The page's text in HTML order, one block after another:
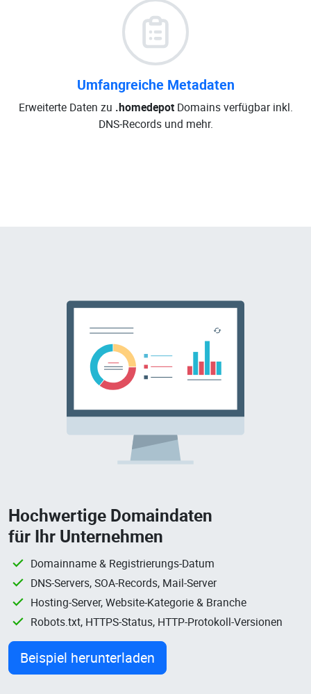
Umfangreiche Metadaten
Erweiterte Daten zu .homedepotDomains verfügbar inkl.
DNS-Records und mehr.
Hochwertige Domaindaten
für Ihr Unternehmen
Domainname & Registrierungs-Datum
DNS-Servers, SOA-Records, Mail-Server
Hosting-Server, Website-Kategorie & Branche
Robots.txt, HTTPS-Status, HTTP-Protokoll-Versionen
Beispiel herunterladen